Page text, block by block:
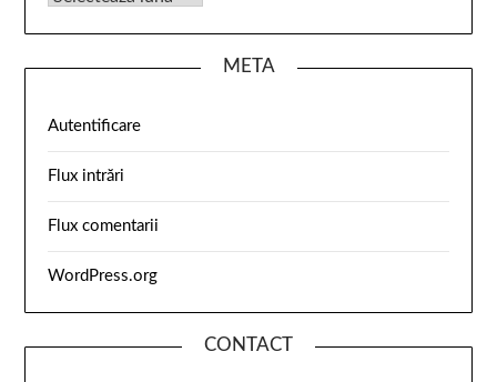
META
Autentificare
Flux intrări
Flux comentarii
WordPress.org
CONTACT